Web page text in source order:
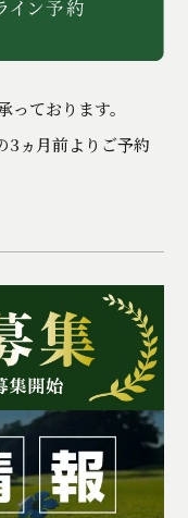
ております。
3ヵ月前よりご予約